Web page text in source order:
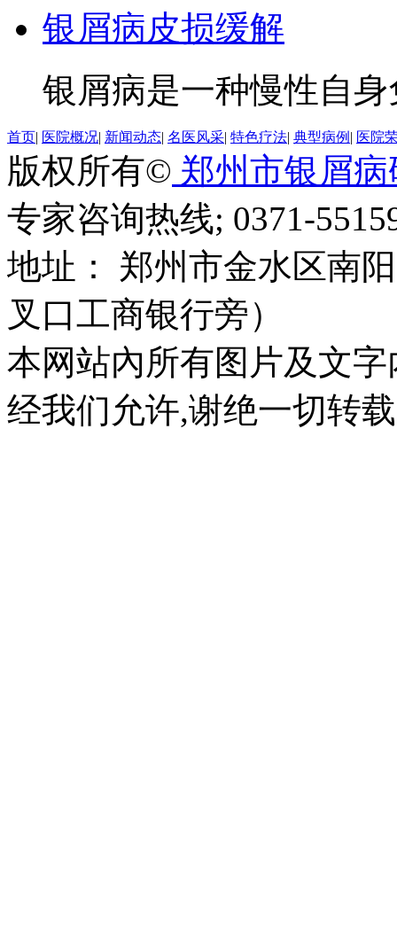
银屑病皮损缓解
银屑病是一种慢性自
首页| 医院概况| 新闻动态| 名医风采| 特色疗法| 典型病例 | 医院
版权所有© 郑州市银屑
专家咨询热线; 0371-
地址： 郑州市金水区南
叉口工商银行旁）
本网站內所有图片及文
经我们允许,谢绝一切转载